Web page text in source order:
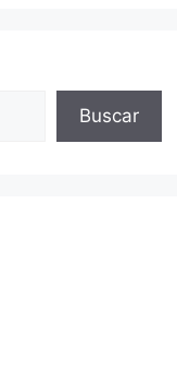
Buscar